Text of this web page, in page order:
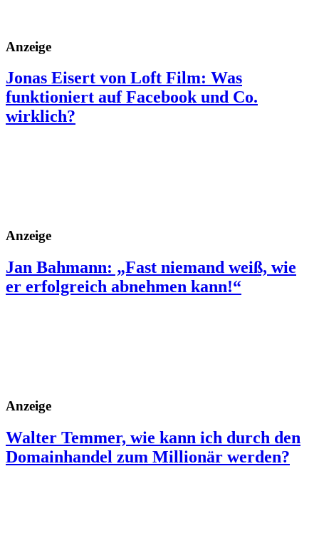
Anzeige
Jonas Eisert von Loft Film: Was
funktioniert auf Facebook und Co.
wirklich?
Anzeige
Jan Bahmann: „Fast niemand weiß, wie
er erfolgreich abnehmen kann!“
Anzeige
Walter Temmer, wie kann ich durch den
Domainhandel zum Millionär werden?